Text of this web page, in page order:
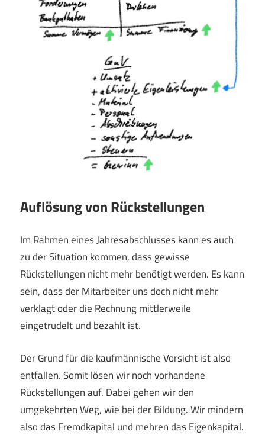
Auflösung von Rückstellungen
Im Rahmen eines Jahresabschlusses kann es auch
zu der Situation kommen, dass gewisse
Rückstellungen nicht mehr benötigt werden. Es kann
sein, dass der Mitarbeiter uns doch nicht mehr
verklagt oder die Rechnung mittlerweile
eingetrudelt und bezahlt ist.
Der Grund für die kaufmännische Vorsicht ist also
entfallen. Somit lösen wir noch vorhandene
Rückstellungen auf. Dabei gehen wir den
umgekehrten Weg, wie bei der Bildung. Wir mindern
also das Fremdkapital und mehren das Eigenkapital.